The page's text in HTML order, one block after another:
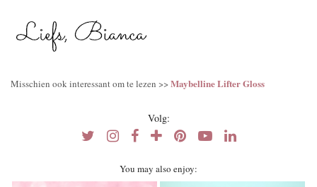
Misschien ook interessant om te lezen >> Maybelline Lifter Gloss
Volg:
You may also enjoy: